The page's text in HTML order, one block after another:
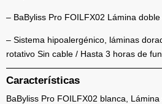
– BaByliss Pro FOILFX02 Lámina
– Sistema hipoalergénico, láminas
rotativo Sin cable / Hasta 3 horas de
Características
BaByliss Pro FOILFX02 blanca,